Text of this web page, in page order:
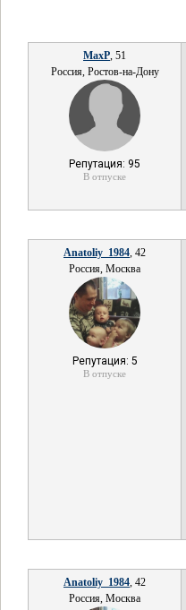
MaxP, 51
Россия, Ростов-на-Дону
Репутация: 95
В отпуске
Anatoliy_1984, 42
Россия, Москва
Репутация: 5
В отпуске
Anatoliy_1984, 42
Россия, Москва